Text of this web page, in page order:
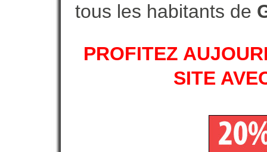
tous les habitants de
PROFITEZ
SITE